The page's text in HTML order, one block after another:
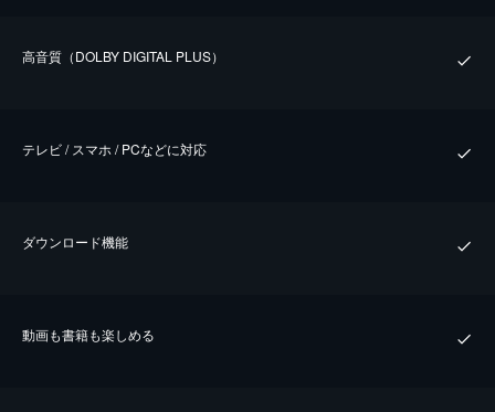
⾼⾳質（DOLBY DIGITAL PLUS）
テレビ / スマホ / PCなどに対応
ダウンロード機能
動画も書籍も楽しめる